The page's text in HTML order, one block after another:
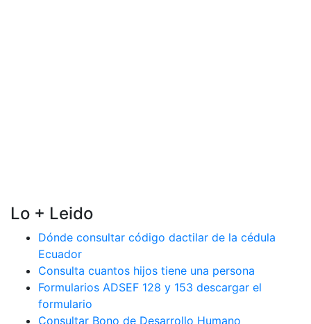
Lo + Leido
Dónde consultar código dactilar de la cédula
Ecuador
Consulta cuantos hijos tiene una persona
Formularios ADSEF 128 y 153 descargar el
formulario
Consultar Bono de Desarrollo Humano